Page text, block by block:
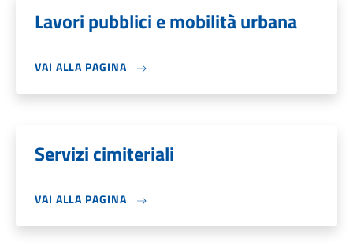
Lavori pubblici e mobilità urbana
VAI ALLA PAGINA
Servizi cimiteriali
VAI ALLA PAGINA